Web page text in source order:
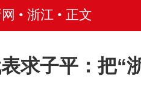
• 浙江 • 正文
求子平：把“